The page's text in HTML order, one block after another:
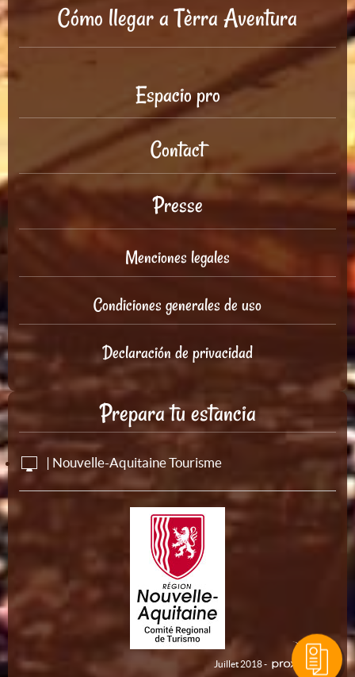
Cómo llegar a Tèrra Aventura
Espacio pro
Contact
Presse
Menciones legales
Condiciones generales de uso
Declaración de privacidad
Prepara tu estancia
| Nouvelle-Aquitaine Tourisme
Juillet 2018 -